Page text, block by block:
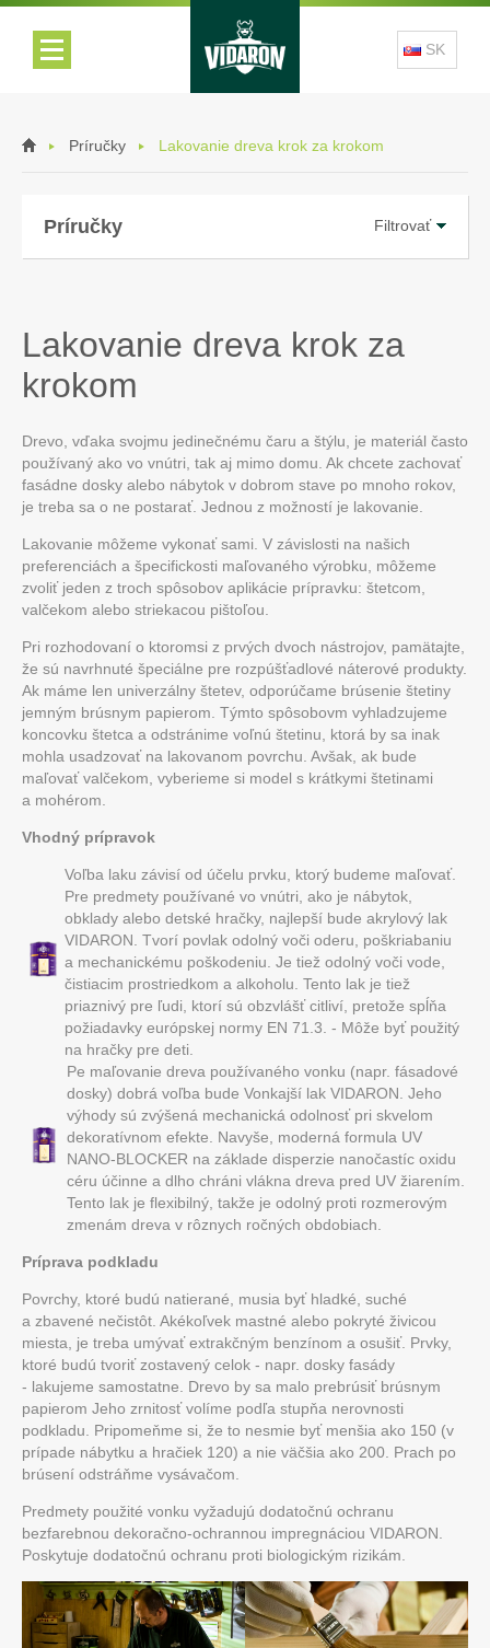
SK
Príručky Lakovanie dreva krok za krokom
Príručky Filtrovať
Lakovanie dreva krok za
krokom
Drevo, vďaka svojmu jedinečnému čaru a štýlu, je materiál často
používaný ako vo vnútri, tak aj mimo domu. Ak chcete zachovať
fasádne dosky alebo nábytok v dobrom stave po mnoho rokov,
je treba sa o ne postarať. Jednou z možností je lakovanie.
Lakovanie môžeme vykonať sami. V závislosti na našich
preferenciách a špecifickosti maľovaného výrobku, môžeme
zvoliť jeden z troch spôsobov aplikácie prípravku: štetcom,
valčekom alebo striekacou pištoľou.
Pri rozhodovaní o ktoromsi z prvých dvoch nástrojov, pamätajte,
že sú navrhnuté špeciálne pre rozpúšťadlové náterové produkty.
Ak máme len univerzálny štetev, odporúčame brúsenie štetiny
jemným brúsnym papierom. Týmto spôsobovm vyhladzujeme
koncovku štetca a odstránime voľnú štetinu, ktorá by sa inak
mohla usadzovať na lakovanom povrchu. Avšak, ak bude
maľovať valčekom, vyberieme si model s krátkymi štetinami
a mohérom.
Vhodný prípravok
Voľba laku závisí od účelu prvku, ktorý budeme maľovať.
Pre predmety používané vo vnútri, ako je nábytok,
obklady alebo detské hračky, najlepší bude akrylový lak
VIDARON. Tvorí povlak odolný voči oderu, poškriabaniu
a mechanickému poškodeniu. Je tiež odolný voči vode,
čistiacim prostriedkom a alkoholu. Tento lak je tiež
priaznivý pre ľudi, ktorí sú obzvlášť citliví, pretože spĺňa
požiadavky európskej normy EN 71.3. - Môže byť použitý
na hračky pre deti.
Pe maľovanie dreva používaného vonku (napr. fásadové
dosky) dobrá voľba bude Vonkajší lak VIDARON. Jeho
výhody sú zvýšená mechanická odolnosť pri skvelom
dekoratívnom efekte. Navyše, moderná formula UV
NANO-BLOCKER na základe disperzie nanočastíc oxidu
céru účinne a dlho chráni vlákna dreva pred UV žiarením.
Tento lak je flexibilný, takže je odolný proti rozmerovým
zmenám dreva v rôznych ročných obdobiach.
Príprava podkladu
Povrchy, ktoré budú natierané, musia byť hladké, suché
a zbavené nečistôt. Akékoľvek mastné alebo pokryté živicou
miesta, je treba umývať extrakčným benzínom a osušiť. Prvky,
ktoré budú tvoriť zostavený celok - napr. dosky fasády
- lakujeme samostatne. Drevo by sa malo prebrúsiť brúsnym
papierom Jeho zrnitosť volíme podľa stupňa nerovnosti
podkladu. Pripomeňme si, že to nesmie byť menšia ako 150 (v
prípade nábytku a hračiek 120) a nie väčšia ako 200. Prach po
brúsení odstráňme vysávačom.
Predmety použité vonku vyžadujú dodatočnú ochranu
bezfarebnou dekoračno-ochrannou impregnáciou VIDARON.
Poskytuje dodatočnú ochranu proti biologickým rizikám.